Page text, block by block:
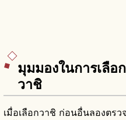
มุมมองในการเลือ
วาชิ
เมื่อเลือกวาชิ ก่อนอื่นลองตร